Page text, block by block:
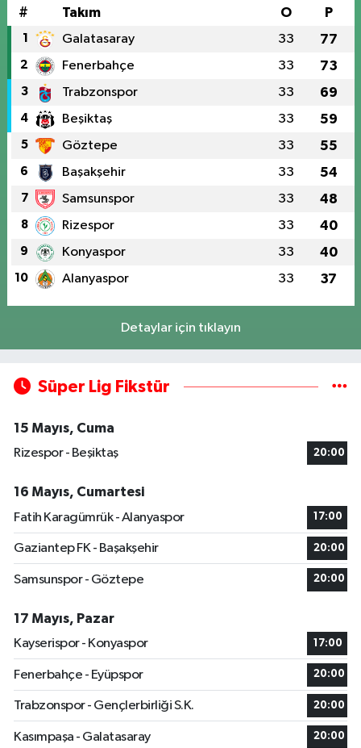
# Takım O P
1 Galatasaray 33 77
2 Fenerbahçe 33 73
3 Trabzonspor 33 69
4 Beşiktaş 33 59
5 Göztepe 33 55
6 Başakşehir 33 54
7 Samsunspor 33 48
8 Rizespor 33 40
9 Konyaspor 33 40
10 Alanyaspor 33 37
Detaylar için tıklayın
Süper Lig Fikstür
15 Mayıs, Cuma
Rizespor - Beşiktaş
20:00
16 Mayıs, Cumartesi
Fatih Karagümrük - Alanyaspor
17:00
Gaziantep FK - Başakşehir 20:00
Samsunspor - Göztepe 20:00
17 Mayıs, Pazar
Kayserispor - Konyaspor
17:00
Fenerbahçe - Eyüpspor 20:00
Trabzonspor - Gençlerbirliği S.K. 20:00
Kasımpaşa - Galatasaray 20:00